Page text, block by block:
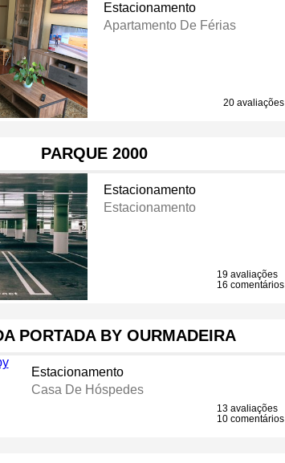
Estacionamento
Apartamento De Férias
20 avaliações
PARQUE 2000
Estacionamento
Estacionamento
19 avaliações
16 comentários
PORTADA BY OURMADEIRA
Estacionamento
Casa De Hóspedes
13 avaliações
10 comentários